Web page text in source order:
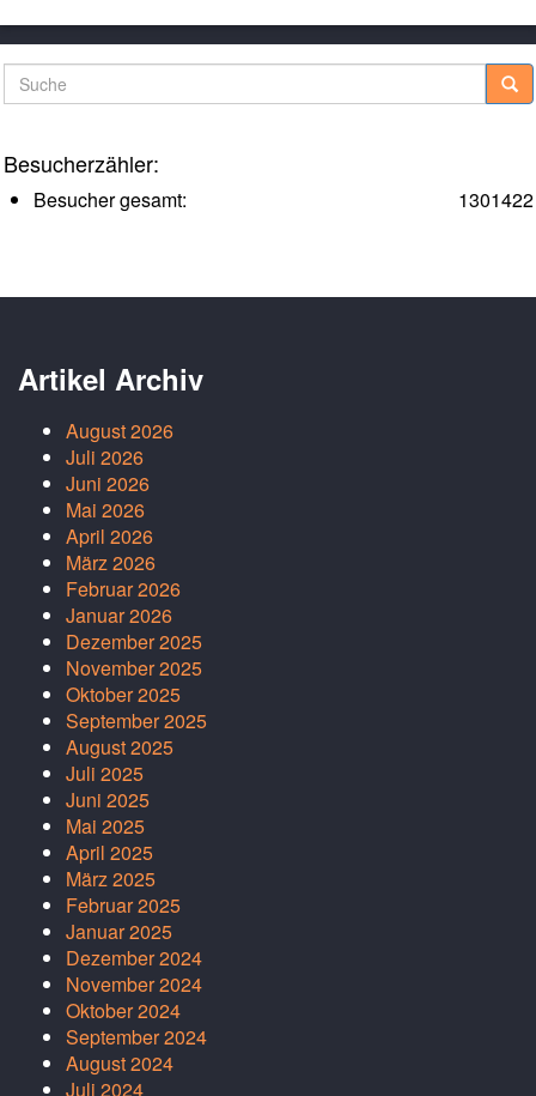
Suche
Besucherzähler:
1301422
Besucher gesamt:
Artikel Archiv
August 2026
Juli 2026
Juni 2026
Mai 2026
April 2026
März 2026
Februar 2026
Januar 2026
Dezember 2025
November 2025
Oktober 2025
September 2025
August 2025
Juli 2025
Juni 2025
Mai 2025
April 2025
März 2025
Februar 2025
Januar 2025
Dezember 2024
November 2024
Oktober 2024
September 2024
August 2024
Juli 2024